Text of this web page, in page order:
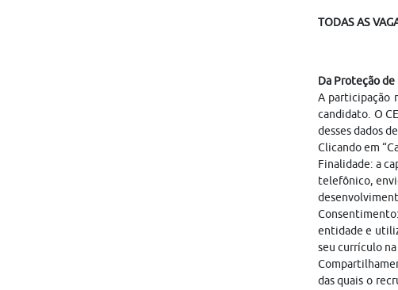
TODAS AS
Da Proteção de
A participação
candidato. O
desses dados
Clicando em
Finalidade: a
telefônico,
entidade e
seu currículo
das quais o